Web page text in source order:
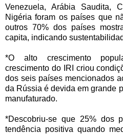
Venezuela, Arábia Saudita,
Nigéria foram os países que
outros 70% dos países
capita, indicando
*O alto crescimento
crescimento do IRI criou
dos seis países mencionados
da Rússia é devida em grande
manufaturado.
*Descobriu-se que 25% dos
tendência positiva quando